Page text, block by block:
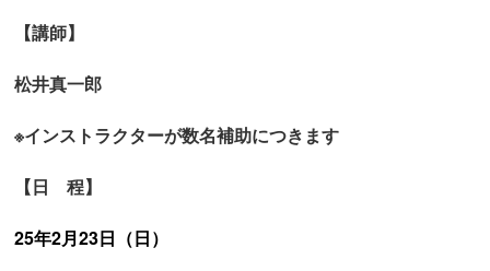
【講師】
松井真一郎
※インストラクターが数名補助につきます
【日 程】
25年2月23日（日）